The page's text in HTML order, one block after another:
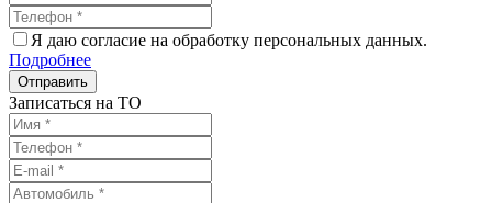
Я даю согласие на обработку персональных данных.
Подробнее
Записаться на ТО